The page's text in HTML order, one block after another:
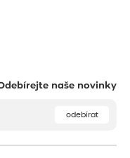
naše novinky
odebírat